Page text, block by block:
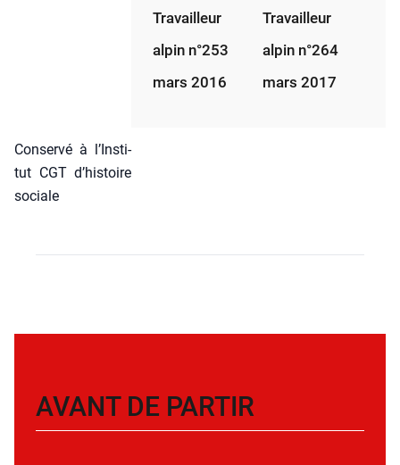
Conser­vé à l’Ins­ti­
tut CGT d’his­toire
sociale
Travailleur
alpin n°253
mars 2016
Travailleur
alpin n°264
mars 2017
AVANT DE PARTIR